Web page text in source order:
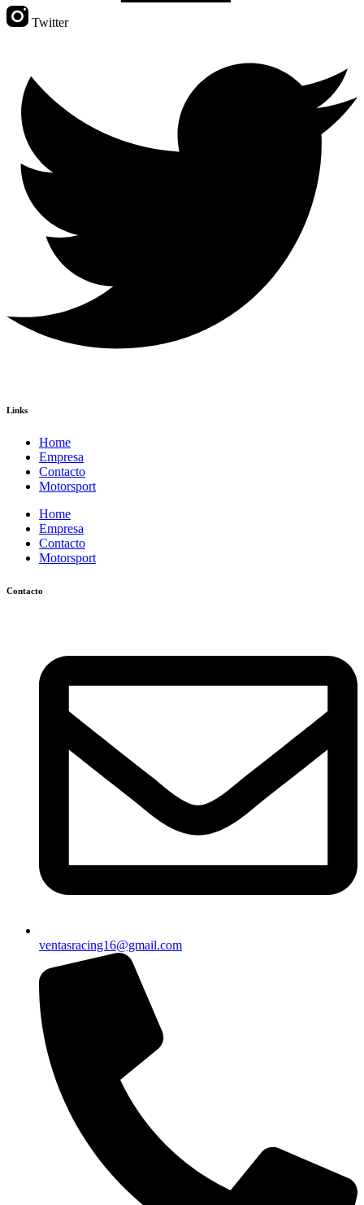
Twitter
Links
Home
Empresa
Contacto
Motorsport
Home
Empresa
Contacto
Motorsport
Contacto
ventasracing16@gmail.com